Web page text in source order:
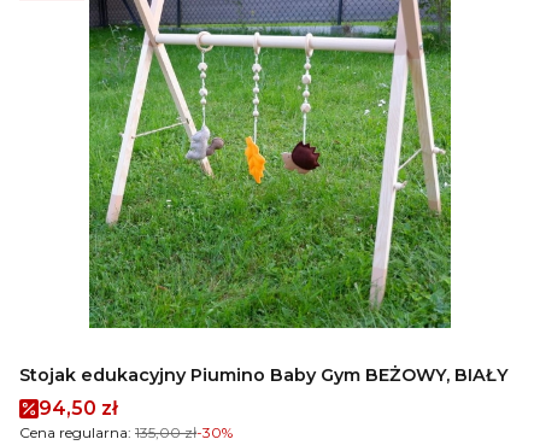
Stojak edukacyjny Piumino Baby Gym BEŻOWY, BIAŁY
Cena promocyjna
94,50 zł
Cena regularna: 135,00 zł-30%